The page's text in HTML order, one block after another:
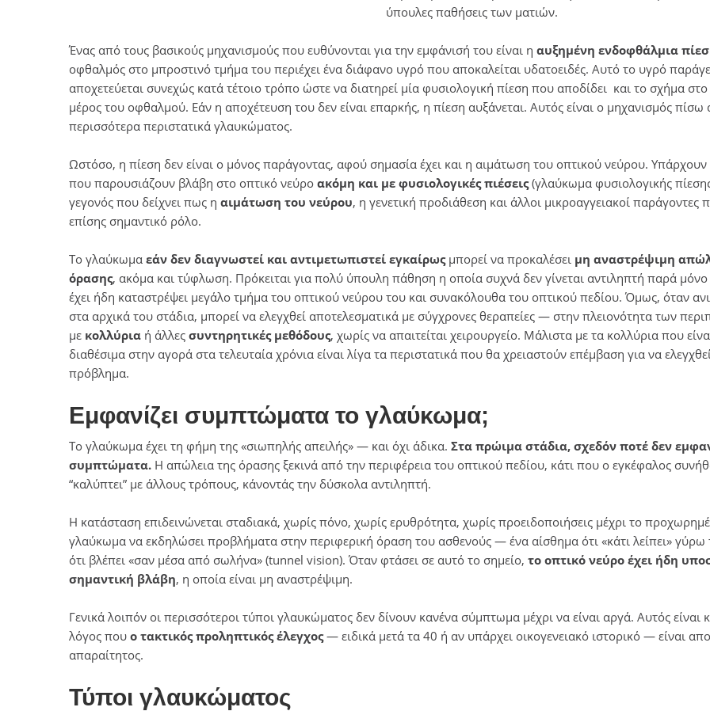
ύπουλες παθήσεις των ματιών.
Ένας από τους βασικούς μηχανισμούς που ευθύνονται για την εμφάνισή του είναι η αυξημένη ενδοφθάλμια
οφθαλμός στο μπροστινό τμήμα του περιέχει ένα διάφανο υγρό που αποκαλείται υδατοειδές. Αυτό το υγρό
αποχετεύεται συνεχώς κατά τέτοιο τρόπο ώστε να διατηρεί μία φυσιολογική πίεση που αποδίδει και το σχήμα
μέρος του οφθαλμού. Εάν η αποχέτευση του δεν είναι επαρκής, η πίεση αυξάνεται. Αυτός είναι ο μηχανισμός πίσω
περισσότερα περιστατικά γλαυκώματος.
Ωστόσο, η πίεση δεν είναι ο μόνος παράγοντας, αφού σημασία έχει και η αιμάτωση του οπτικού νεύρου. Υπάρχουν
που παρουσιάζουν βλάβη στο οπτικό νεύρο ακόμη και με φυσιολογικές πιέσεις(γλαύκωμα φυσιολογικής
γεγονός που δείχνει πως η αιμάτωση του νεύρου, η γενετική προδιάθεση και άλλοι μικροαγγειακοί παράγοντες
επίσης σημαντικό ρόλο.
Το γλαύκωμα εάν δεν διαγνωστεί και αντιμετωπιστεί εγκαίρωςμπορεί να προκαλέσει μη αναστρέψιμη
όρασης, ακόμα και τύφλωση. Πρόκειται για πολύ ύπουλη πάθηση η οποία συχνά δεν γίνεται αντιληπτή παρά
έχει ήδη καταστρέψει μεγάλο τμήμα του οπτικού νεύρου του και συνακόλουθα του οπτικού πεδίου. Όμως, όταν
στα αρχικά του στάδια, μπορεί να ελεγχθεί αποτελεσματικά με σύγχρονες θεραπείες — στην πλειονότητα των
με κολλύρια ή άλλες συντηρητικές μεθόδους, χωρίς να απαιτείται χειρουργείο. Μάλιστα με τα κολλύρια που
διαθέσιμα στην αγορά στα τελευταία χρόνια είναι λίγα τα περιστατικά που θα χρειαστούν επέμβαση για να
πρόβλημα.
Εμφανίζει συμπτώματα το γλαύκωμα;
Το γλαύκωμα έχει τη φήμη της «σιωπηλής απειλής» — και όχι άδικα. Στα πρώιμα στάδια, σχεδόν ποτέ δεν
συμπτώματα. Η απώλεια της όρασης ξεκινά από την περιφέρεια του οπτικού πεδίου, κάτι που ο εγκέφαλος
“καλύπτει” με άλλους τρόπους, κάνοντάς την δύσκολα αντιληπτή.
Η κατάσταση επιδεινώνεται σταδιακά, χωρίς πόνο, χωρίς ερυθρότητα, χωρίς προειδοποιήσεις μέχρι το
γλαύκωμα να εκδηλώσει προβλήματα στην περιφερική όραση του ασθενούς — ένα αίσθημα ότι «κάτι λείπει» γύρω
ότι βλέπει «σαν μέσα από σωλήνα» (tunnel vision). Όταν φτάσει σε αυτό το σημείο, το οπτικό νεύρο έχει ήδη
σημαντική βλάβη, η οποία είναι μη αναστρέψιμη.
Γενικά λοιπόν οι περισσότεροι τύποι γλαυκώματος δεν δίνουν κανένα σύμπτωμα μέχρι να είναι αργά. Αυτός είναι
λόγος που ο τακτικός προληπτικός έλεγχος— ειδικά μετά τα 40 ή αν υπάρχει οικογενειακό ιστορικό — είναι
απαραίτητος.
Τύποι γλαυκώματος